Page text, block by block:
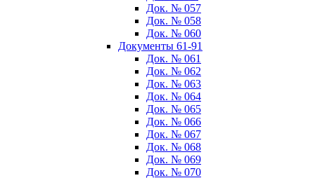
Док. № 057
Док. № 058
Док. № 060
Документы 61-91
Док. № 061
Док. № 062
Док. № 063
Док. № 064
Док. № 065
Док. № 066
Док. № 067
Док. № 068
Док. № 069
Док. № 070